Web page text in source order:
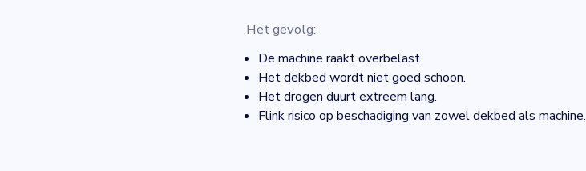
Het gevolg:
De machine raakt overbelast.
Het dekbed wordt niet goed schoon.
Het drogen duurt extreem lang.
Flink risico op beschadiging van zowel dekbed als machine.